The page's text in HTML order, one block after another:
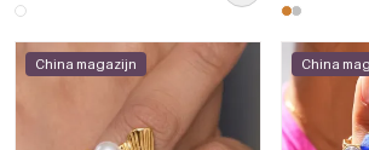
China magazijn China